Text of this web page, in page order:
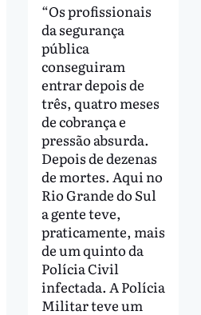
“Os profissionais
da segurança
pública
conseguiram
entrar depois de
três, quatro meses
de cobrança e
pressão absurda.
Depois de dezenas
de mortes. Aqui no
Rio Grande do Sul
a gente teve,
praticamente, mais
de um quinto da
Polícia Civil
infectada. A Polícia
Militar teve um